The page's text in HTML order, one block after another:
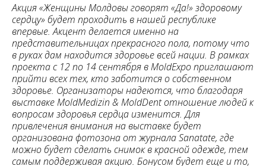
Акция «Женщины Молдовы говорят «Да!» здоровому
сердцу» будет проходить в нашей республике
впервые. Акцент делается именно на
представительницах прекрасного пола, потому что
в руках дам находится здоровье всей нации. В рамках
проекта с 12 по 14 сентября в MoldExpo приглашают
прийти всех тех, кто заботится о собственном
здоровье. Организаторы надеются, что благодаря
выставке MoldMedizin & MoldDent отношение людей к
вопросам здоровья сердца изменится. Для
привлечения внимания на выставке будет
организована фотозона от журнала Sanatate, где
можно будет сделать снимок в красной одежде, тем
самым поддерживая акцию. Бонусом будет еще и то,